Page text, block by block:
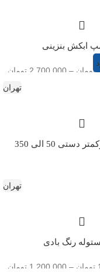
ابکش بنزینی
تومان –
2,700,000 تومان
تهران
اجاره ترکمتر دستی 50 الی 350
تومان
تهران
رنگ بادی
تومان –
1,200,000 تومان